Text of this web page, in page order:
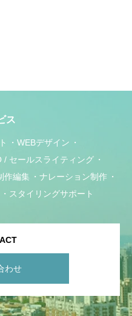
ス
WEBデザイン
/ セールスライティング
作編集
ナレーション制作
スタイリングサポート
わせ